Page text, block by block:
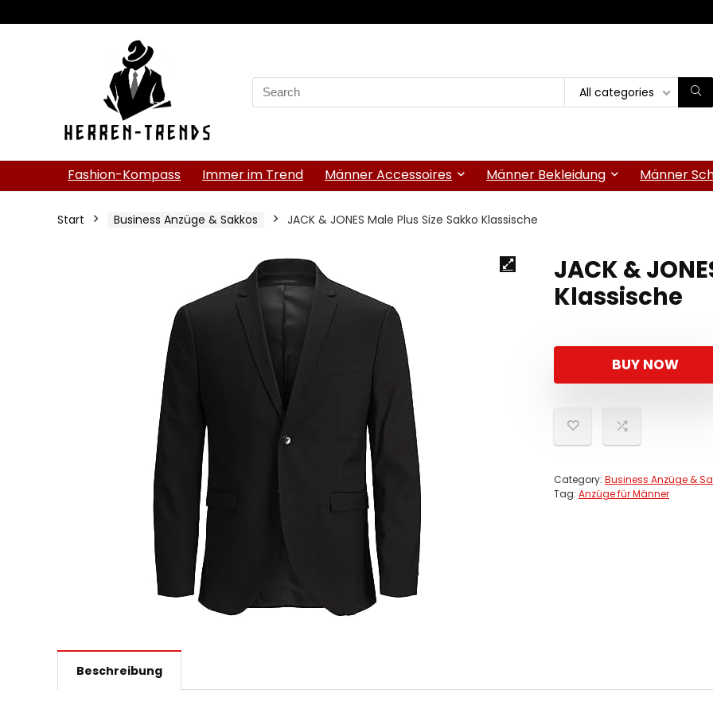
Search
for:
All categories
Fashion-Kompass Immer im Trend Männer Accessoires Männer Bekleidung Männer
Start Business Anzüge & Sakkos JACK & JONES Male Plus Size Sakko Klassische
JACK &
Klassische
BUY NOW
Category: Business Anzüge &
Tag: Anzüge für Männer
Beschreibung